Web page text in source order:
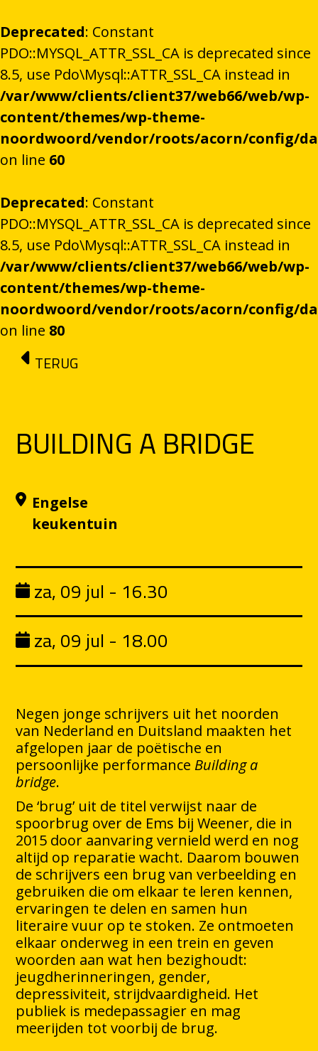
Deprecated: Constant
PDO::MYSQL_ATTR_SSL_CA is deprecated since
8.5, use Pdo\Mysql::ATTR_SSL_CA instead in
/var/www/clients/client37/web66/web/wp-
content/themes/wp-theme-
noordwoord/vendor/roots/acorn/config/
on line 60
Deprecated: Constant
PDO::MYSQL_ATTR_SSL_CA is deprecated since
8.5, use Pdo\Mysql::ATTR_SSL_CA instead in
/var/www/clients/client37/web66/web/wp-
content/themes/wp-theme-
noordwoord/vendor/roots/acorn/config/
on line 80
Ga naar de inhoud
TERUG
BUILDING A BRIDGE
Engelse
keukentuin
za, 09 jul - 16.30
za, 09 jul - 18.00
Negen jonge schrijvers uit het noorden
van Nederland en Duitsland maakten het
afgelopen jaar de poëtische en
persoonlijke performance Building a
bridge.
De ‘brug’ uit de titel verwijst naar de
spoorbrug over de Ems bij Weener, die in
2015 door aanvaring vernield werd en nog
altijd op reparatie wacht. Daarom bouwen
de schrijvers een brug van verbeelding en
gebruiken die om elkaar te leren kennen,
ervaringen te delen en samen hun
literaire vuur op te stoken. Ze ontmoeten
elkaar onderweg in een trein en geven
woorden aan wat hen bezighoudt:
jeugdherinneringen, gender,
depressiviteit, strijdvaardigheid. Het
publiek is medepassagier en mag
meerijden tot voorbij de brug.